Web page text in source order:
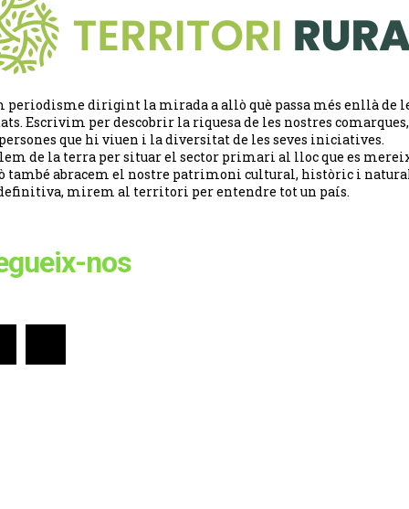
periodisme dirigint la mirada a allò què passa més enllà de
Escrivim per descobrir la riquesa de les nostres
que hi viuen i la diversitat de les seves iniciatives.
de la terra per situar el sector primari al lloc que es
també abracem el nostre patrimoni cultural, històric i
mirem al territori per entendre tot un país.
nos